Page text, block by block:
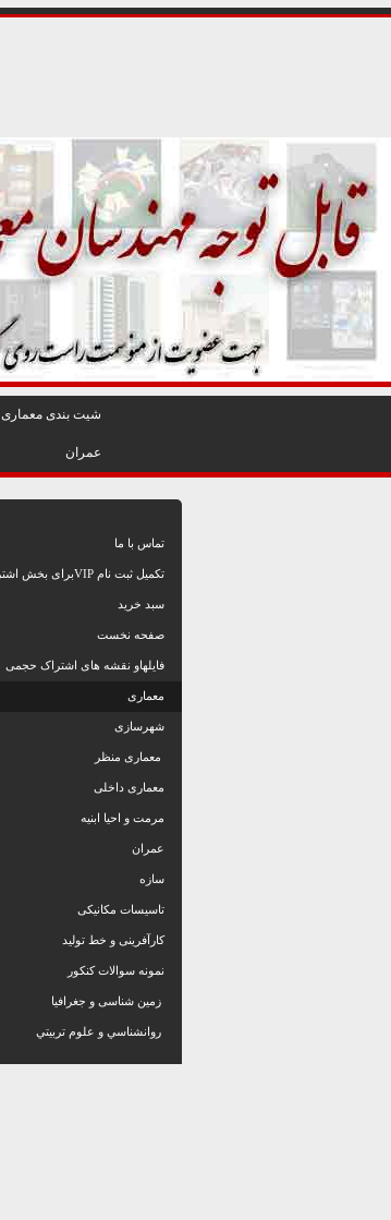
شيت بندی معماری
عمران
تماس با ما
تکمیل ثبت نام VIPبرای بخش اشتراکیها
سبد خرید
صفحه نخست
فایلهاو نقشه های اشتراک حجمی
معماری
شهرسازی
معماری منظر
معماری داخلی
مرمت و احیا ابنیه
عمران
سازه
تاسیسات مکانیکی
کارآفرینی و خط تولید
نمونه سوالات کنکور
زمین شناسی و جغرافیا
روانشناسي و علوم تربيتي